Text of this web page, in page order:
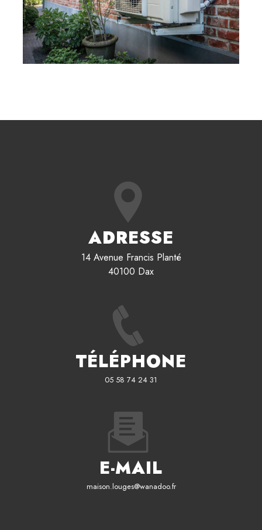
ADRESSE
14 Avenue Francis Planté
40100 Dax
TÉLÉPHONE
05 58 74 24 31
E-MAIL
maison.louges@wanadoo.fr